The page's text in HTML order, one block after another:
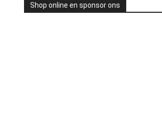
Shop online en sponsor ons